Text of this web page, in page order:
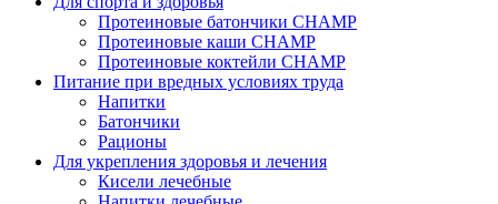
Протеиновые батончики CHAMP
Протеиновые каши CHAMP
Протеиновые коктейли CHAMP
Питание при вредных условиях труда
Напитки
Батончики
Рационы
Для укрепления здоровья и лечения
Кисели лечебные